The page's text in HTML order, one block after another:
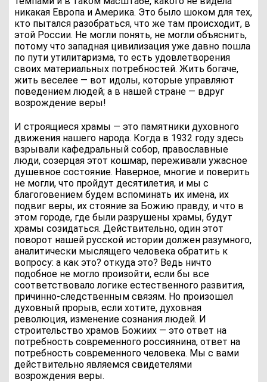
никакая Европа и Америка. Это было шоком для тех,
кто пытался разобраться, что же там происходит, в
этой России. Не могли понять, не могли объяснить,
потому что западная цивилизация уже давно пошла
по пути утилитаризма, то есть удовлетворения
своих материальных потребностей. Жить богаче,
жить веселее — вот идолы, которые управляют
поведением людей; а в нашей стране — вдруг
возрождение веры!
И строящиеся храмы — это памятники духовного
движения нашего народа. Когда в 1932 году здесь
взрывали кафедральный собор, православные
люди, созерцая этот кошмар, переживали ужасное
душевное состояние. Наверное, многие и поверить
не могли, что пройдут десятилетия, и мы с
благоговением будем вспоминать их имена, их
подвиг веры, их стояние за Божию правду, и что в
этом городе, где были разрушены храмы, будут
храмы созидаться. Действительно, один этот
поворот нашей русской истории должен разумного,
аналитически мыслящего человека обратить к
вопросу: а как это? откуда это? Ведь ничто
подобное не могло произойти, если бы все
соответствовало логике естественного развития,
причинно-следственным связям. Но произошел
духовный прорыв, если хотите, духовная
революция, изменение сознания людей. И
строительство храмов Божиих — это ответ на
потребность современного россиянина, ответ на
потребность современного человека. Мы с вами
действительно являемся свидетелями
возрождения веры.